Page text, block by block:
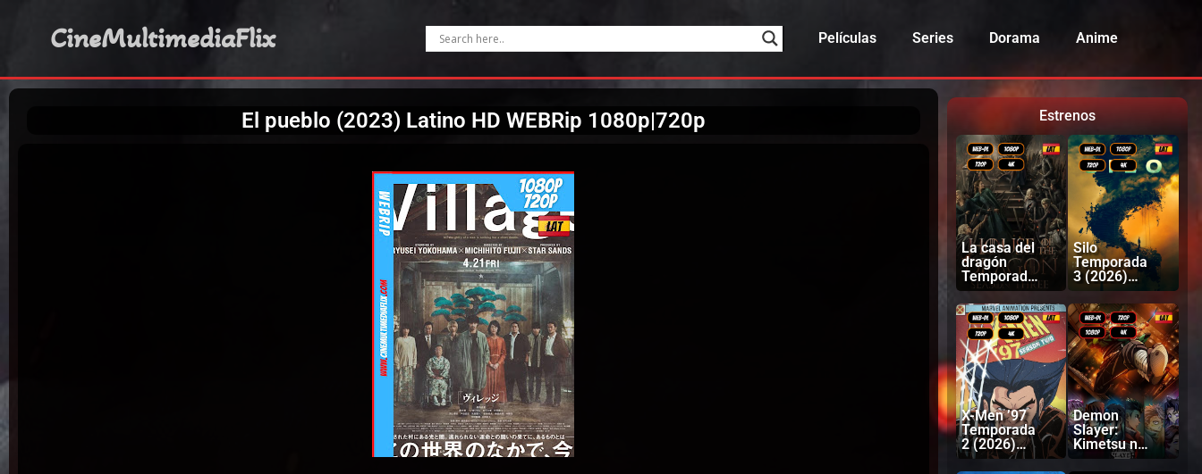
CineMultimediaFlix Películas Series Dorama Anime
El pueblo (2023) Latino HD WEBRip 1080p|720p Estrenos
La casa del
dragón
Temporada
3 (2026)
Latino |
Ingles
Silo
Temporada
3 (2026)
Latino |
Inglés
X-Men ’97
Temporada
2 (2026)
Latino |
Demon
Slayer:
Kimetsu no
Yaiba